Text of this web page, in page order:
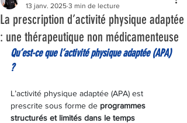
La prescription d’activité physique adaptée
: une thérapeutique non médicamenteuse
13 janv. 2025 3 min de lecture
Qu’est-ce que l’activité physique adaptée (APA)
?
L’activité physique adaptée (APA) est
prescrite sous forme de programmes
structurés et limités dans le temps